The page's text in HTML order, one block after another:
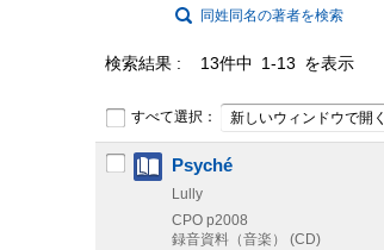
同姓同名の著者を検索
検索結果 13件中 1-13 を表示
すべて選択： 新しいウィンドウで開く
Psyché
Lully
CPO p2008
録音資料（音楽） (CD)